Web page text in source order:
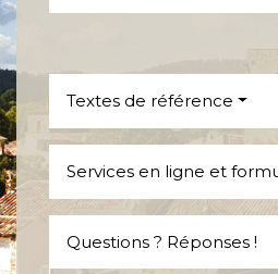
Textes de référence
Services en ligne et
Questions ? Réponses !